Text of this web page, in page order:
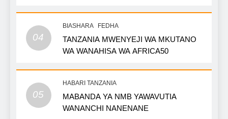
04
BIASHARA FEDHA
TANZANIA MWENYEJI WA MKUTANO
WA WANAHISA WA AFRICA50
05
HABARI TANZANIA
MABANDA YA NMB YAWAVUTIA
WANANCHI NANENANE